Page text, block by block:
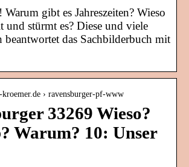
Warum gibt es Jahreszeiten? Wieso
und stürmt es? Diese und viele
beantwortet das Sachbilderbuch mit
› ravensburger-pf-www
33269 Wieso?
Warum? 10: Unser